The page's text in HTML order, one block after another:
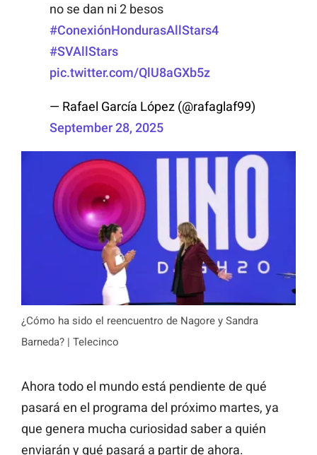
no se dan ni 2 besos
#ConexiónHondurasAllStars4
#SVAllStars
pic.twitter.com/QlU8aGXb5z
— Rafael García López (@rafaglaf99)
September 28, 2025
¿Cómo ha sido el reencuentro de Nagore y Sandra
Barneda? | Telecinco
Ahora todo el mundo está pendiente de qué
pasará en el programa del próximo martes, ya
que genera mucha curiosidad saber a quién
enviarán y qué pasará a partir de ahora.